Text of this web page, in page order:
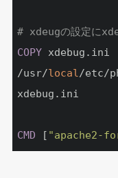
# xdeugの設定に
COPY xdebug.ini
/usr/local/etc/
CMD [ "apache2-